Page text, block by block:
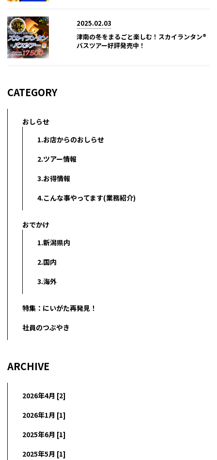
2025.02.03
津南の冬をまるごと楽しむ！スカイランタン®
バスツアー好評発売中！
CATEGORY
おしらせ
1.お店からのおしらせ
2.ツアー情報
3.お得情報
4.こんな事やってます(業務紹介)
おでかけ
1.新潟県内
2.国内
3.海外
特集：にいがた再発見！
社員のつぶやき
ARCHIVE
2026年4月 [2]
2026年1月 [1]
2025年6月 [1]
2025年5月 [1]